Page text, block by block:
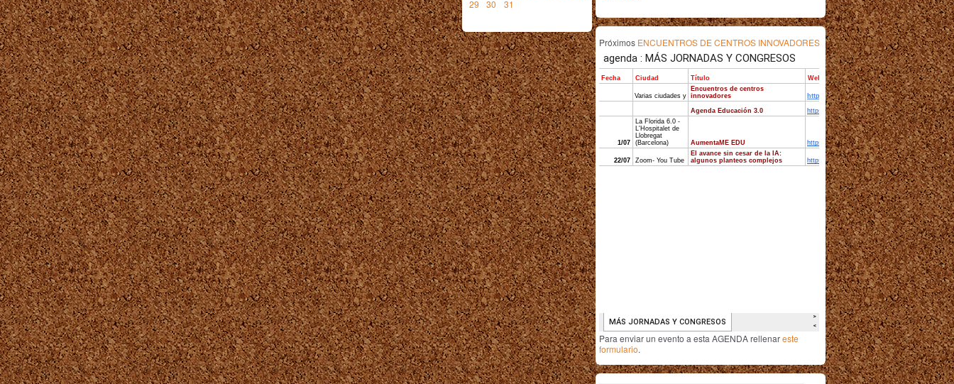
29
30 31
Próximos ENCUENTROS DE CENTROS INNOVADORES
Para enviar un evento a esta AGENDA rellenareste
formulario.